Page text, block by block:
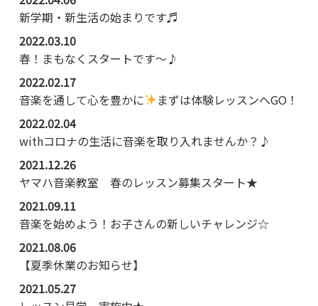
新学期・新生活の始まりです♬
2022.03.10
春！まもなくスタートです～♪
2022.02.17
音楽を通して心を豊かに
まずは体験レッスンへGO！
2022.02.04
withコロナの生活に音楽を取り入れませんか？♪
2021.12.26
ヤマハ音楽教室 春のレッスン募集スタート★
2021.09.11
音楽を始めよう！お子さんの新しいチャレンジ☆
2021.08.06
【夏季休業のお知らせ】
2021.05.27